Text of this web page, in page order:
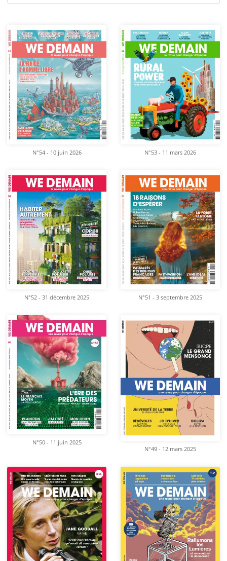
N°54 - 10 juin 2026 N°53 - 11 mars 2026
N°52 - 31 décembre 2025 N°51 - 3 septembre 2025
N°50 - 11 juin 2025
N°49 - 12 mars 2025